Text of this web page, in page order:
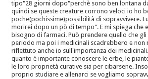
tipo"28 giorni dopo"perchè sono ben lontana
quindi se queste creature corrono veloci io ho
poche(pochissime)possibilità di sopravvivere.
morirei dopo un pò di tempo". E mi spiega che
bisogno di farmaci. Può prendere quello che gli
periodo ma poi i medicinali scadrebbero e non
riflettuto anche io sull'importanza dei
quanto è importante conoscere le erbe, le
le loro proprietà curative sia per cibarsene.
proprio studiare e allenarci se vogliamo